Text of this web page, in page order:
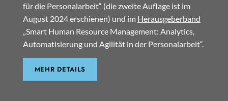
für die Personalarbeit“ (die zweite Auflage ist im
August 2024 erschienen) und im Herausgeberband
„Smart Human Resource Management: Analytics,
Automatisierung und Agilität in der Personalarbeit“.
MEHR DETAILS